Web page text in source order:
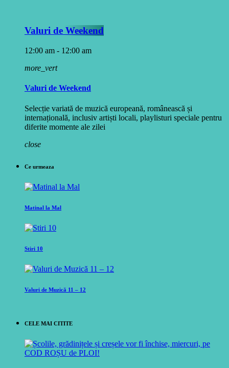
Valuri de Weekend
12:00 am - 12:00 am
more_vert
Valuri de Weekend
Selecție variată de muzică europeană, românească și
internațională, inclusiv artiști locali, playlisturi speciale pentru
diferite momente ale zilei
close
Ce urmeaza
Matinal la Mal
Stiri 10
Valuri de Muzică 11 – 12
CELE MAI CITITE